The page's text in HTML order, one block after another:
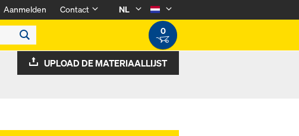
Aanmelden Contact
NL
0
UPLOAD DE MATERIAALLIJST